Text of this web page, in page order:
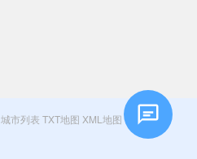
城市列表 TXT地图 XML地图